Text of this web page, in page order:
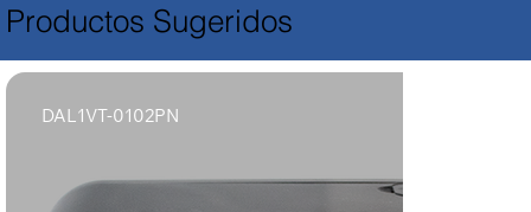
Productos Sugeridos
DAL1VT-0102PN